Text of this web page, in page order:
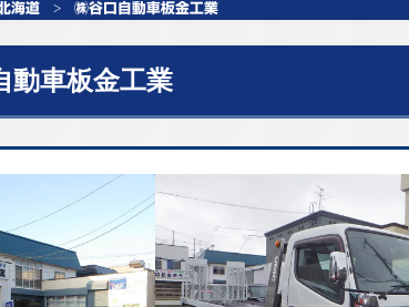
海道 ㈱谷口自動車板金工業
動車板金工業